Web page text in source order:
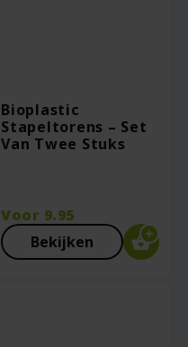
Bioplastic
Stapeltorens – Set
Van Twee Stuks
Voor 9.95
Bekijken